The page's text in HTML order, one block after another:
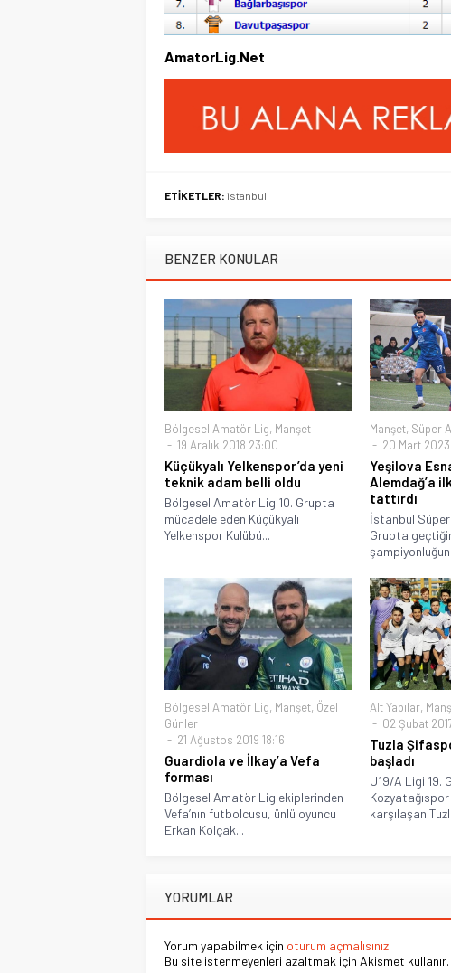
AmatorLig.Net
ETİKETLER: istanbul
BENZER KONULAR
Bölgesel Amatör Lig, Manşet
19 Aralık 2018 23:00
Küçükyalı Yelkenspor’da yeni
teknik adam belli oldu
Bölgesel Amatör Lig 10. Grupta
mücadele eden Küçükyalı
Yelkenspor Kulübü...
Manşet, Süper
20 Mart 2023
Yeşilova
Alemdağ’a
tattırdı
İstanbul
Grupta
Bölgesel Amatör Lig, Manşet, Özel
Günler
21 Ağustos 2019 18:16
Guardiola ve İlkay’a Vefa
forması
Bölgesel Amatör Lig ekiplerinden
Vefa’nın futbolcusu, ünlü oyuncu
Erkan Kolçak...
Alt Yapılar,
02 Şubat
Tuzla
başladı
U19/A Ligi 19.
karşılaşan
YORUMLAR
Yorum yapabilmek için oturum açmalısınız.
Bu site istenmeyenleri azaltmak için Akismet kullanır.